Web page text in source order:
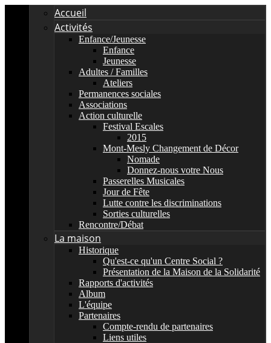
Accueil
Activités
Enfance/Jeunesse
Enfance
Jeunesse
Adultes / Familles
Ateliers
Permanences sociales
Associations
Action culturelle
Festival Escales
2015
Mont-Mesly Changement de Décor
Nomade
Donnez-nous votre Nous
Passerelles Musicales
Jour de Fête
Lutte contre les discriminations
Sorties culturelles
Rencontre/Débat
La maison
Historique
Qu'est-ce qu'un Centre Social ?
Présentation de la Maison de la Solidarité
Rapports d'activités
Album
L'équipe
Partenaires
Compte-rendu de partenaires
Liens utiles